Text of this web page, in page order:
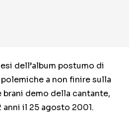
dell’album postumo di
a non finire sulla
demo della cantante,
anni il 25 agosto 2001.